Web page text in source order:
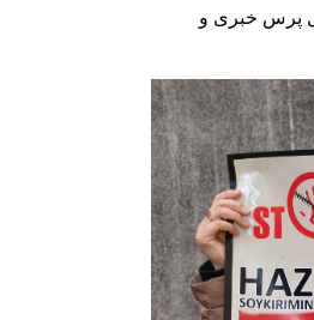
پرس خبری و